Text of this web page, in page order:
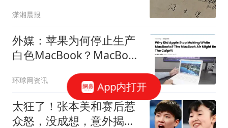
潇湘晨报
外媒：苹果为何停止生产
白色MacBook？MacBook
环球网资讯
太狂了！张本美和赛后惹
众怒，没成想，意外揭开
App内打开